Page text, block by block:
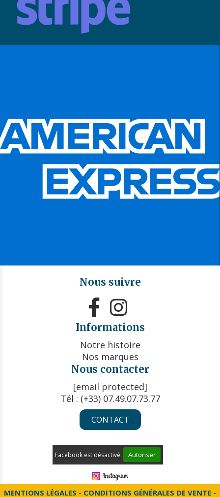
Nous suivre
 
Informations
Notre histoire
Nos marques
Nous contacter
[email protected]
Tél : (+33) 07.49.07.73.77
CONTACT
Facebook est désactivé. Autoriser
MENTIONS LÉGALES CONDITIONS GÉNÉRALES DE VENTE